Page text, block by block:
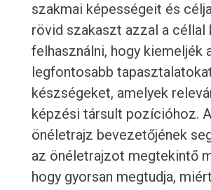
szakmai képességeit és
rövid szakaszt azzal a céllal
felhasználni, hogy kiemeljék
legfontosabb
készségeket, amelyek
képzési társult pozícióhoz.
önéletrajz bevezetőjének
az önéletrajzot megtekintő
hogy gyorsan megtudja,